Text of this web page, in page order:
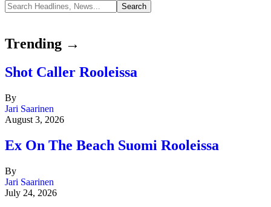
Trending →
Shot Caller Rooleissa
By
Jari Saarinen
August 3, 2026
Ex On The Beach Suomi Rooleissa
By
Jari Saarinen
July 24, 2026